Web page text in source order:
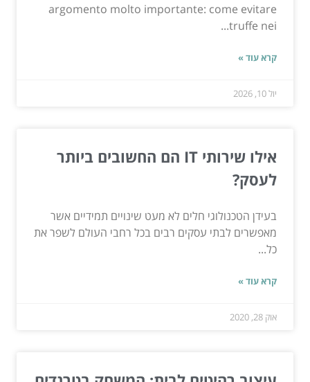
argomento molto importante: come evitare
truffe nei...
קרא עוד »
יול 10, 2026
אילו שירותי IT הם החשובים ביותר
לעסק?
בעידן הטכנולוגי חלים לא מעט שינויים תמידיים אשר
מאפשרים לבתי עסקים רבים בכל רחבי העולם לשפר את
כל...
קרא עוד »
אוק 28, 2020